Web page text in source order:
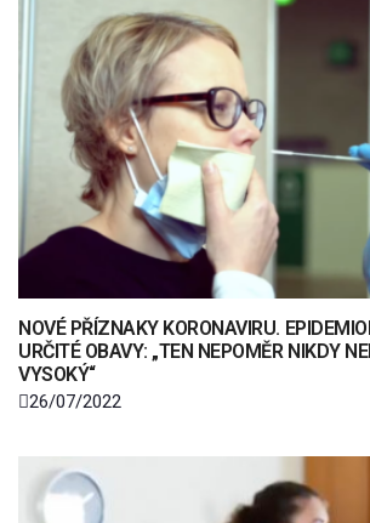
NOVÉ PŘÍZNAKY KORONAVIRU.
URČITÉ OBAVY: „TEN NEPOMĚR NIKDY
VYSOKÝ“
26/07/2022